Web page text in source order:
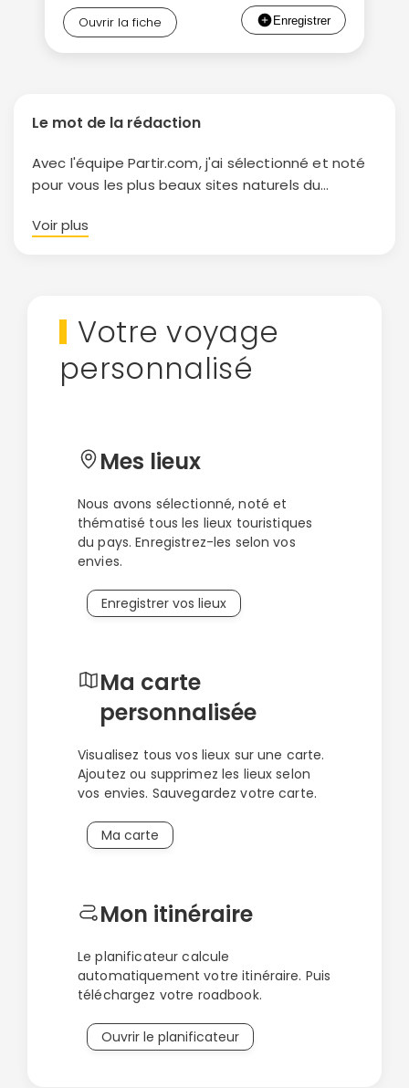
Ouvrir la fiche
Le mot de la rédaction
Avec l'équipe Partir.com, j'ai sélectionné et noté
pour vous les plus beaux sites naturels du
Voir plus
Votre voyage
personnalisé
Mes lieux
Nous avons sélectionné, noté et
thématisé tous les lieux touristiques
du pays. Enregistrez-les selon vos
envies.
Enregistrer vos lieux
Ma carte
personnalisée
Visualisez tous vos lieux sur une carte.
Ajoutez ou supprimez les lieux selon
vos envies. Sauvegardez votre carte.
Ma carte
Mon itinéraire
Le planificateur calcule
automatiquement votre itinéraire. Puis
téléchargez votre roadbook.
Ouvrir le planificateur